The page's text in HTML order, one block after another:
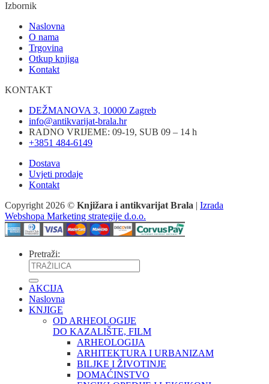
Izbornik
Naslovna
O nama
Trgovina
Otkup knjiga
Kontakt
KONTAKT
DEŽMANOVA 3, 10000 Zagreb
info@antikvarijat-brala.hr
RADNO VRIJEME: 09-19, SUB 09 – 14 h
+3851 484-6149
Dostava
Uvjeti prodaje
Kontakt
Copyright 2026 © Knjižara i antikvarijat Brala | Izrada
Webshopa Marketing strategije d.o.o.
Pretraži:
AKCIJA
Naslovna
KNJIGE
OD ARHEOLOGIJE
DO KAZALIŠTE, FILM
ARHEOLOGIJA
ARHITEKTURA I URBANIZAM
BILJKE I ŽIVOTINJE
DOMAĆINSTVO